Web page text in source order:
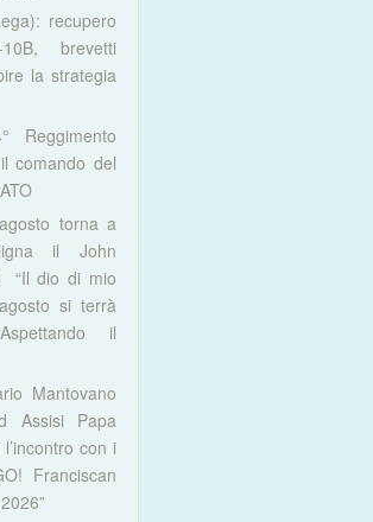
recupero
brevetti
la strategia
Reggimento
comando del
torna a
il John
“Il dio di mio
si terrà
il
Mantovano
Assisi Papa
con i
Franciscan